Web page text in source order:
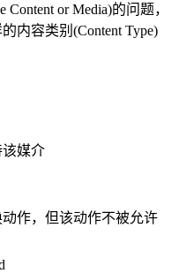
or Media)的问题，
内容类别(Content Type)
媒介
作，但该动作不被允许